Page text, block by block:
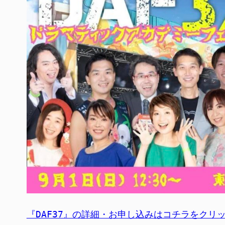
『DAF37』の詳細・お申し込みはコチラをクリ